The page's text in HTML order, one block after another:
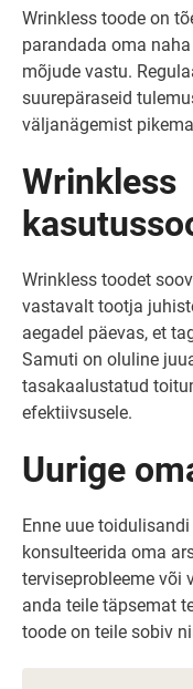
Wrinkless toode on
parandada oma
mõjude vastu.
suurepäraseid
väljanägemist
Wrinkless
Wrinkless toodet
vastavalt tootja
aegadel päevas, et
Samuti on oluline
tasakaalustatud
efektiivsusele.
Uurige
Enne uue
konsulteerida oma
terviseprobleeme või
anda teile täpsemat
toode on teile sobiv